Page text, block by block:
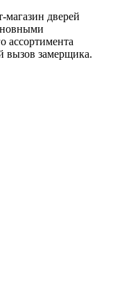
дверей
ассортимента
вызов замерщика.